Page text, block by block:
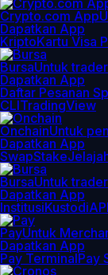
Crypto.com App
Dapatkan App
KriptoKartu Visa
BursaUntuk
Dapatkan App
Daftar Pesanan
CLITradingView
OnchainUntuk
Dapatkan App
SwapStake
BursaUntuk
Dapatkan App
InstitusiKustodi
PayUntuk
Dapatkan App
Pay TerminalPay